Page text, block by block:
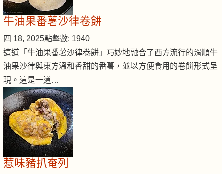
牛油果番薯沙律卷餅
四 18, 2025點擊數: 1940
這道「牛油果番薯沙律卷餅」巧妙地融合了西方流行的滑順牛
油果沙律與東方溫和香甜的番薯，並以方便食用的卷餅形式呈
現。這是一道…
惹味豬扒奄列